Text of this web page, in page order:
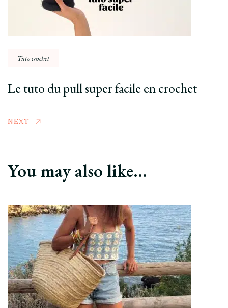
Tuto crochet
Le tuto du pull super facile en crochet
NEXT
You may also like...